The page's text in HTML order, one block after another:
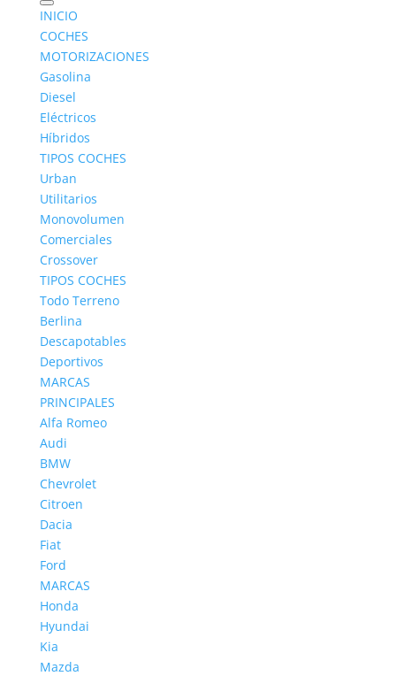
INICIO
COCHES
MOTORIZACIONES
Gasolina
Diesel
Eléctricos
Híbridos
TIPOS COCHES
Urban
Utilitarios
Monovolumen
Comerciales
Crossover
TIPOS COCHES
Todo Terreno
Berlina
Descapotables
Deportivos
MARCAS
PRINCIPALES
Alfa Romeo
Audi
BMW
Chevrolet
Citroen
Dacia
Fiat
Ford
MARCAS
Honda
Hyundai
Kia
Mazda